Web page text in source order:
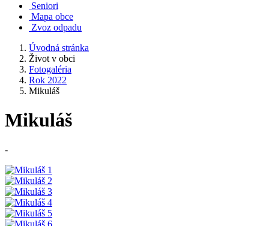
Seniori
Mapa obce
Zvoz odpadu
Úvodná stránka
Život v obci
Fotogaléria
Rok 2022
Mikuláš
Mikuláš
-